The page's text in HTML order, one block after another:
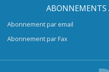
ABONNEMENTS
Abonnement par email
Abonnement par Fax